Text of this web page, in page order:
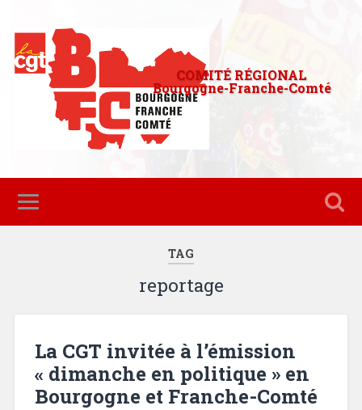
COMITÉ RÉGIONAL
Bourgogne-Franche-Comté
TAG
reportage
La CGT invitée à l’émission
« dimanche en politique » en
Bourgogne et Franche-Comté